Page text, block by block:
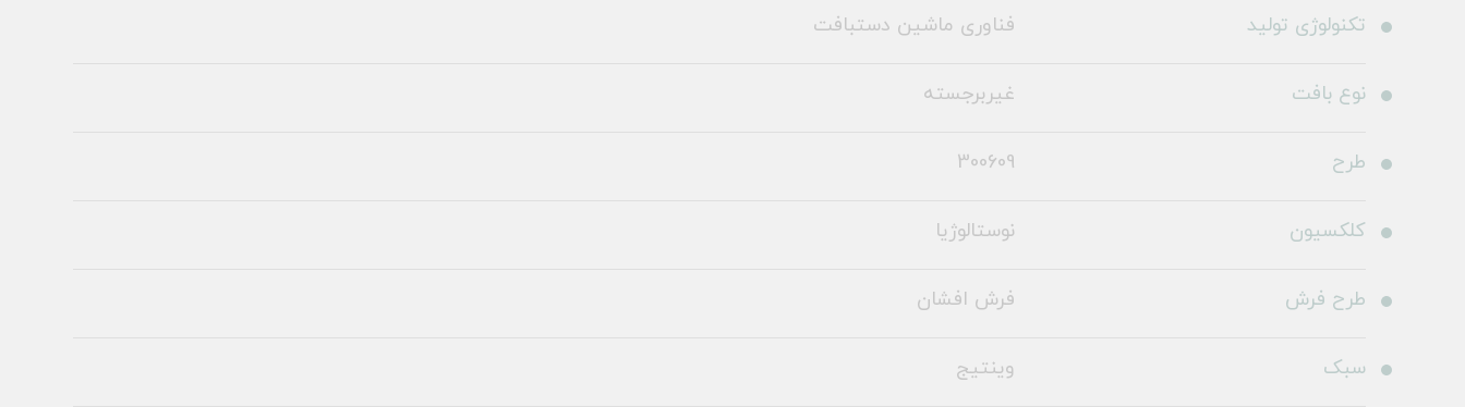
تکنولوژی تولید فناوری ماشین دستبافت
نوع بافت غیربرجسته
طرح 300609
کلکسیون نوستالوژیا
طرح فرش فرش افشان
سبک وینتیج